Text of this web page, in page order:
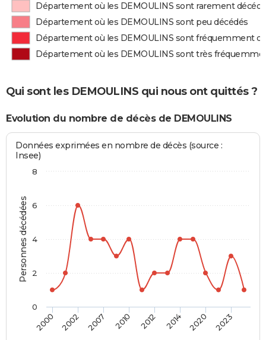
Département où les DEMOULINS sont rarement
Département où les DEMOULINS sont peu décédés
Département où les DEMOULINS sont fréquemment
Département où les DEMOULINS sont très
Qui sont les DEMOULINS qui nous ont quittés ?
Evolution du nombre de décès de DEMOULINS
Personnes décédées
Données exprimées en nombre de décès (source :
Insee)
2000 2002 2007 2010 2012 2014 2020 2023
0
2
4
6
8